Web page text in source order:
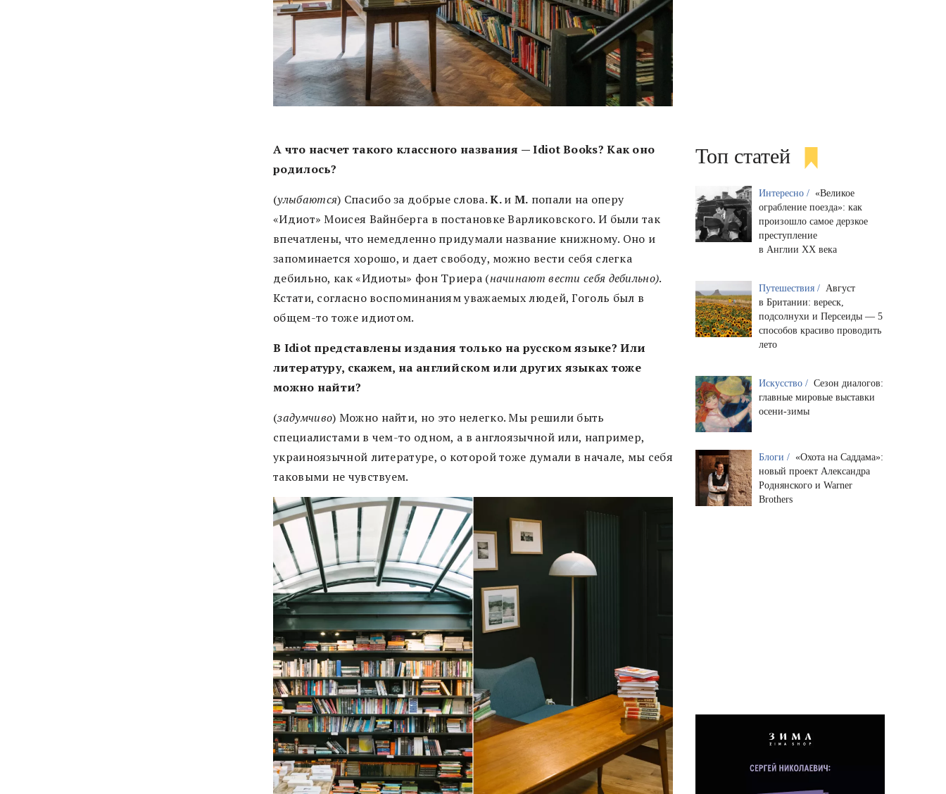
А что насчет такого классного названия — Idiot Books? Как оно
родилось?
(улыбаются) Спасибо за добрые слова.К.и М. попали на оперу
«Идиот» Моисея Вайнберга в постановке Варликовского. И были так
впечатлены, что немедленно придумали название книжному. Оно и
запоминается хорошо, и дает свободу, можно вести себя слегка
дебильно, как «Идиоты» фон Триера (начинают вести себя дебильно).
Кстати, согласно воспоминаниям уважаемых людей, Гоголь был в
общем-то тоже идиотом.
В Idiot представлены издания только на русском языке? Или
литературу, скажем, на английском или других языках тоже
можно найти?
(задумчиво) Можно найти, но это нелегко. Мы решили быть
специалистами в чем-то одном, а в англоязычной или, например,
украиноязычной литературе, о которой тоже думали в начале, мы себя
таковыми не чувствуем.
Топ статей
Интересно / «Великое
ограбление поезда»: как
произошло самое дерзкое
преступление
в Англии XX века
Путешествия / Август
в Британии: вереск,
подсолнухи и Персеиды — 5
способов красиво проводить
лето
Искусство / Сезон диалогов:
главные мировые выставки
осени-зимы
Блоги / «Охота на Саддама»:
новый проект Александра
Роднянского и Warner
Brothers